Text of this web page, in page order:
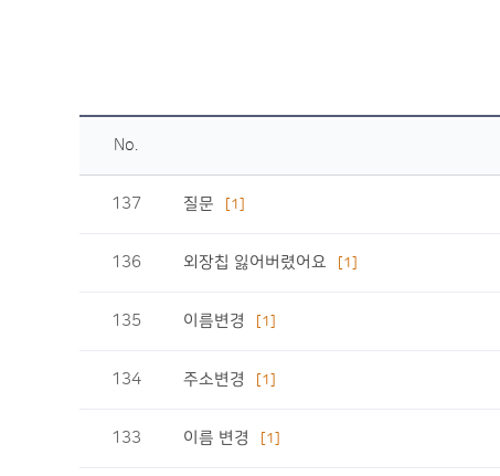
No.
137 질문 [1]
136 외장칩 잃어버렸어요 [1]
135 이름변경 [1]
134 주소변경 [1]
133 이름 변경 [1]